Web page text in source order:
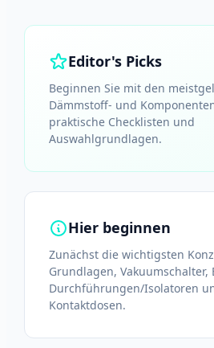
Editor's Picks
Beginnen Sie mit den
Dämmstoff- und
praktische Checklisten und
Auswahlgrundlagen.
Hier beginnen
Zunächst die wichtigsten
Grundlagen, Vakuumschalter,
Durchführungen/Isolatoren
Kontaktdosen.